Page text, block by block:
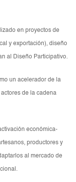
en proyectos de
y exportación), diseño
al Diseño Participativo.
un acelerador de la
de la cadena
económica-
productores y
al mercado de